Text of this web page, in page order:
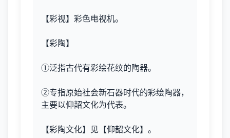
【彩视】彩色电视机。
【彩陶】
①泛指古代有彩绘花纹的陶器。
②专指原始社会新石器时代的彩绘陶器，
主要以仰韶文化为代表。
【彩陶文化】见【仰韶文化】。